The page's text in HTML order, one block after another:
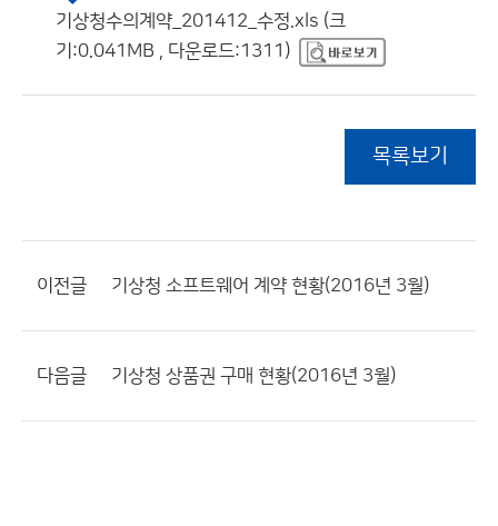
기상청수의계약_201412_수정.xls (크
기:0.041MB , 다운로드:1311)
목록보기
이전글 기상청 소프트웨어 계약 현황(2016년 3월)
다음글 기상청 상품권 구매 현황(2016년 3월)